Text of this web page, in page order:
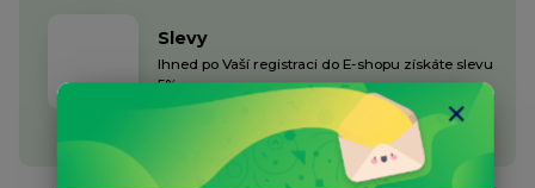
Slevy
Ihned po Vaší registraci do E-shopu získáte slevu
5%